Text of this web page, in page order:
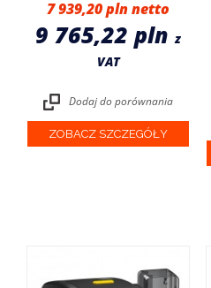
7 939,20 pln
9 765,22 plnz
VAT
Dodaj do porównania
ZOBACZ SZCZEGÓŁY